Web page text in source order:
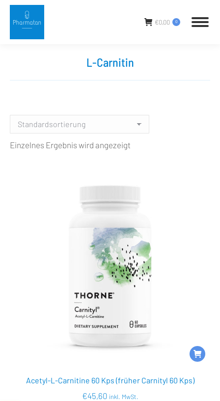
€0,00 0
L-Carnitin
Einzelnes Ergebnis wird angezeigt
Acetyl-L-Carnitine 60 Kps (früher Carnityl 60 Kps)
€45,60 inkl. MwSt.